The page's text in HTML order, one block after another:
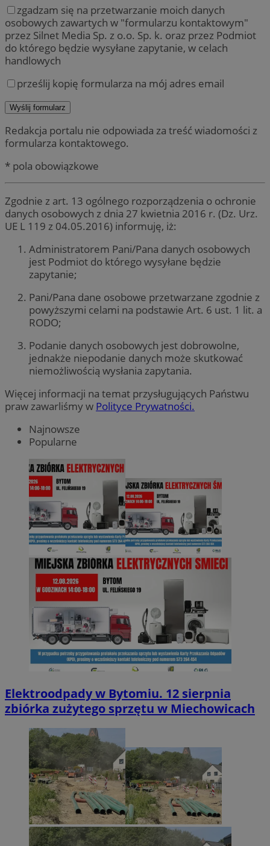
zgadzam się na przetwarzanie moich danych
osobowych zawartych w "formularzu kontaktowym"
przez Silnet Media Sp. z o.o. Sp. k. oraz przez Podmiot
do którego będzie wysyłane zapytanie, w celach
handlowych
prześlij kopię formularza na mój adres email
Redakcja portalu nie odpowiada za treść wiadomości z
formularza kontaktowego.
* pola obowiązkowe
Zgodnie z art. 13 ogólnego rozporządzenia o ochronie
danych osobowych z dnia 27 kwietnia 2016 r. (Dz. Urz.
UE L 119 z 04.05.2016) informuję, iż:
Administratorem Pani/Pana danych osobowych
jest Podmiot do którego wysyłane będzie
zapytanie;
Pani/Pana dane osobowe przetwarzane zgodnie z
powyższymi celami na podstawie Art. 6 ust. 1 lit. a
RODO;
Podanie danych osobowych jest dobrowolne,
jednakże niepodanie danych może skutkować
niemożliwością wysłania zapytania.
Więcej informacji na temat przysługujących Państwu
praw zawarliśmy w Polityce Prywatności.
Najnowsze
Popularne
Elektroodpady w Bytomiu. 12 sierpnia
zbiórka zużytego sprzętu w Miechowicach